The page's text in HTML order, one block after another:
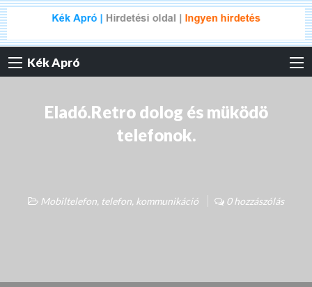
Kék Apró
Eladó.Retro dolog és müködö
telefonok.
Mobiltelefon, telefon, kommunikáció 0 hozzászólás